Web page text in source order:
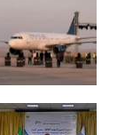
مطار
للشرق